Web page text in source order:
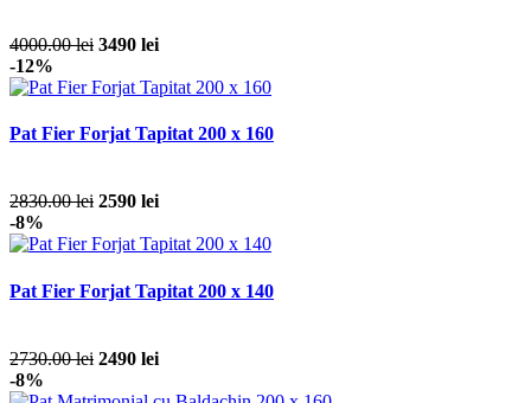
4000.00 lei 3490 lei
-12%
Pat Fier Forjat Tapitat 200 x 160
2830.00 lei 2590 lei
-8%
Pat Fier Forjat Tapitat 200 x 140
2730.00 lei 2490 lei
-8%